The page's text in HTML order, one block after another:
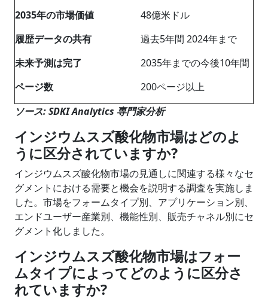
2035年の市場価値
48億米ドル
履歴データの共有
過去5年間 2024年まで
未来予測は完了
2035年までの今後10年間
ページ数
200ページ以上
ソース: SDKI Analytics 専門家分析
インジウムスズ酸化物市場はどのよ
うに区分されていますか?
インジウムスズ酸化物市場の見通しに関連する様々なセ
グメントにおける需要と機会を説明する調査を実施しま
した。市場をフォームタイプ別、アプリケーション別、
エンドユーザー産業別、機能性別、販売チャネル別にセ
グメント化しました。
インジウムスズ酸化物市場はフォー
ムタイプによってどのように区分さ
れていますか?